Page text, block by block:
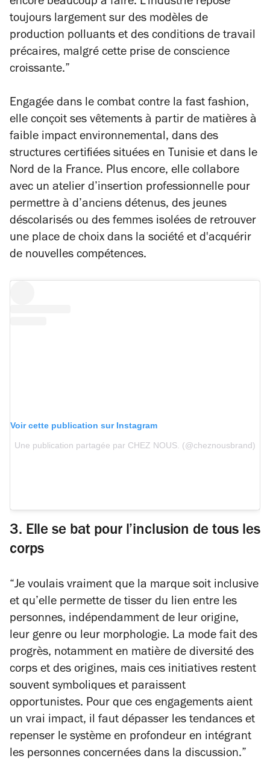
encore beaucoup à faire. L’industrie repose
toujours largement sur des modèles de
production polluants et des conditions de travail
précaires, malgré cette prise de conscience
croissante.”
Engagée dans le combat contre la fast fashion,
elle conçoit ses vêtements à partir de matières à
faible impact environnemental, dans des
structures certifiées situées en Tunisie et dans le
Nord de la France. Plus encore, elle collabore
avec un atelier d’insertion professionnelle pour
permettre à d’anciens détenus, des jeunes
déscolarisés ou des femmes isolées de retrouver
une place de choix dans la société et d'acquérir
de nouvelles compétences.
Voir cette publication sur Instagram
Une publication partagée par CHEZ NOUS. (@cheznousbrand)
3. Elle se bat pour l’inclusion de tous les
corps
Je voulais vraiment que la marque soit inclusive
et qu’elle permette de tisser du lien entre les
personnes, indépendamment de leur origine,
leur genre ou leur morphologie. La mode fait des
progrès, notamment en matière de diversité des
corps et des origines, mais ces initiatives restent
souvent symboliques et paraissent
opportunistes. Pour que ces engagements aient
un vrai impact, il faut dépasser les tendances et
repenser le système en profondeur en intégrant
les personnes concernées dans la discussion.”